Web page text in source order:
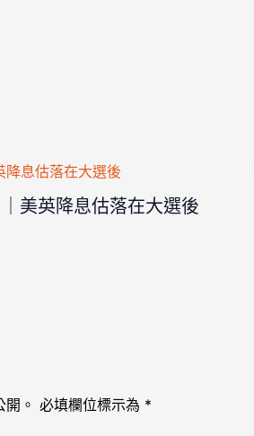
美英降息估落在大選後
。 必填欄位標示為 *